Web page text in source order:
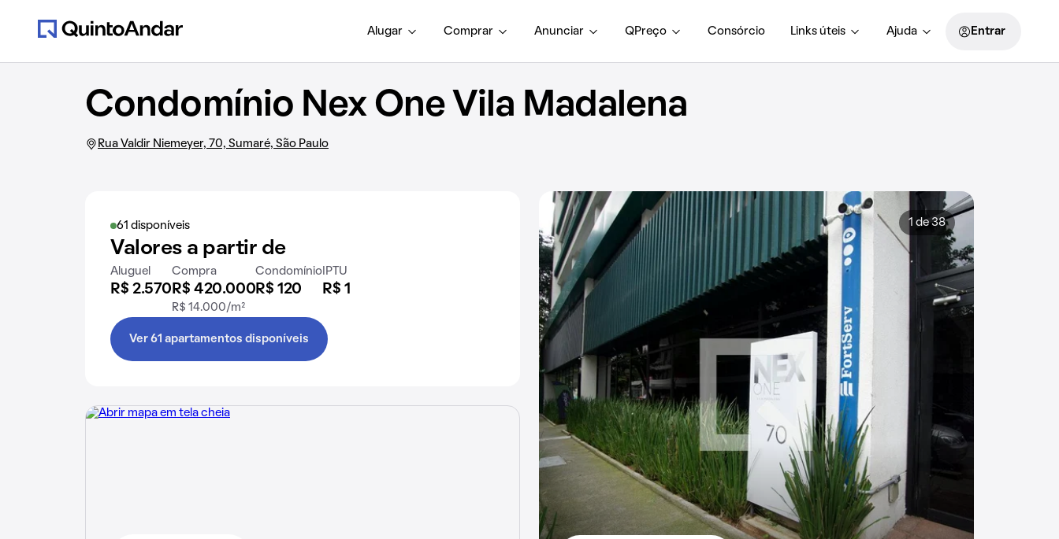
Alugar Comprar Anunciar QPreço Consórcio Links úteis Ajuda Entrar
Condomínio Nex One Vila Madalena
Rua Valdir Niemeyer, 70, Sumaré, São Paulo
61 disponíveis
Valores a partir de
Aluguel
R$ 2.570
Compra
R$ 420.000
R$ 14.000/m²
Condomínio
R$ 120
IPTU
R$ 1
Ver 61 apartamentos disponíveis
1 de 38